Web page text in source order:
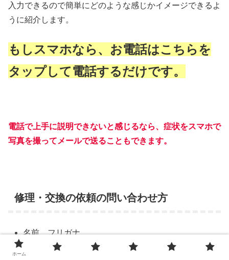
入力できるので簡単にどのような感じかイメージできるよ
うに紹介します。
もしスマホなら、お電話はこちらを
タップして電話するだけです。
電話で上手に説明できないと感じるなら、症状をスマホで
写真を撮ってメールで送ることもできます。
修理・交換の依頼の問い合わせ方
名前、フリガナ
メールアドレス
ホーム